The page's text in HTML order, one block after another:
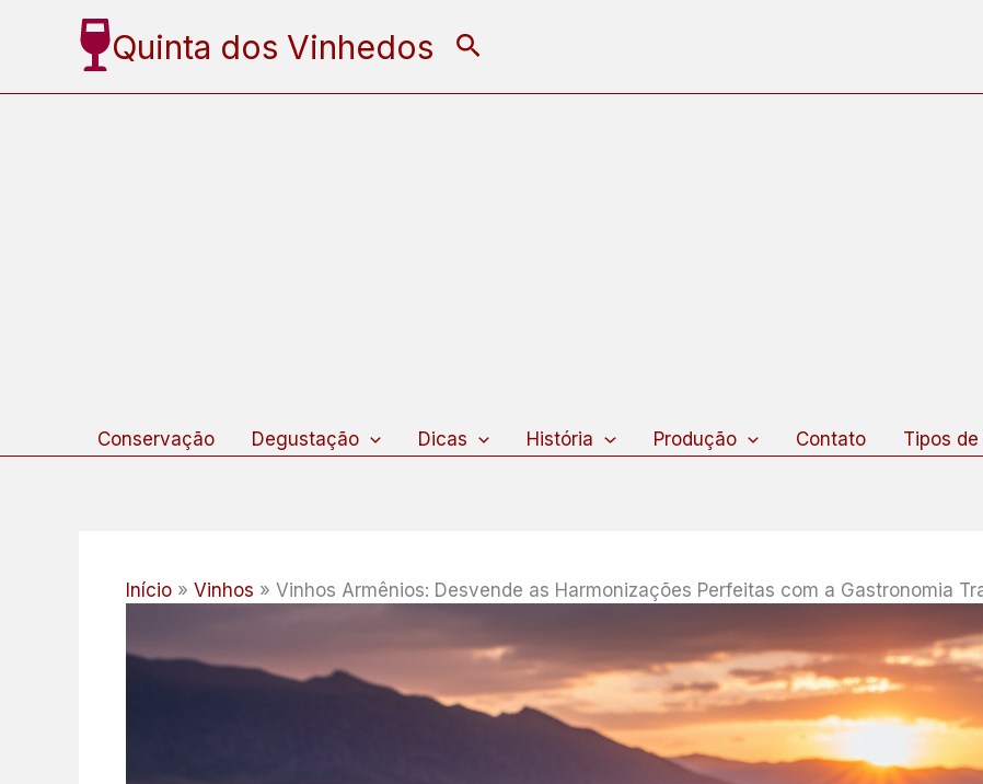
Quinta dos Vinhedos Pesquisar
Conservação Degustação Dicas História Produção Contato Tipos
Início Vinhos Vinhos Armênios: Desvende as Harmonizações Perfeitas com a Gastronomia